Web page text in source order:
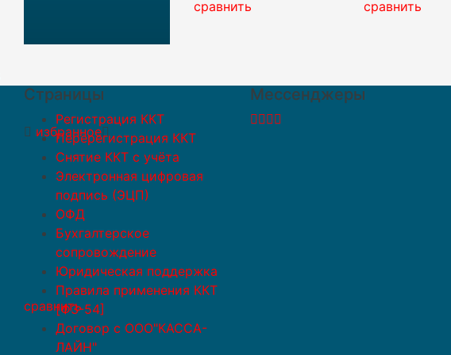
сравнить сравнить
избранное
сравнить
Страницы
Регистрация ККТ
Перерегистрация ККТ
Снятие ККТ с учёта
Электронная цифровая
подпись (ЭЦП)
ОФД
Бухгалтерское
сопровождение
Юридическая поддержка
Правила применения ККТ
[ФЗ-54]
Договор с ООО"КАССА-
ЛАЙН"
Мессенджеры